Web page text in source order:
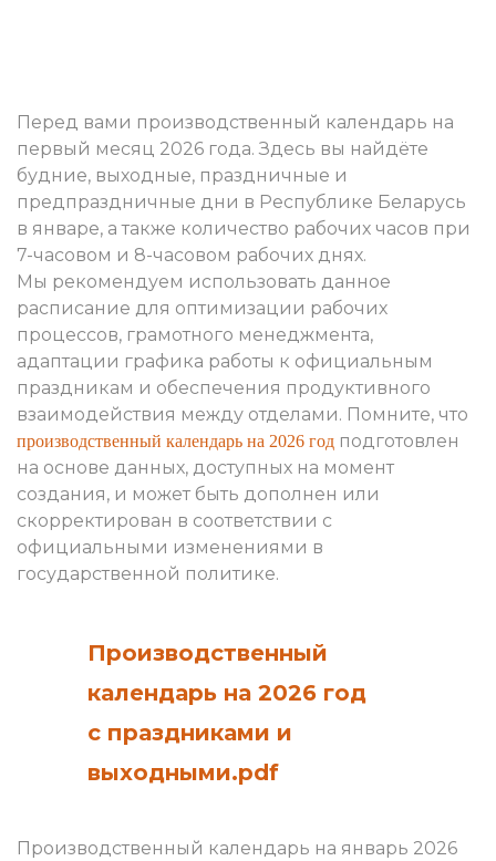
Перед вами производственный календарь на
первый месяц 2026 года. Здесь вы найдёте
будние, выходные, праздничные и
предпраздничные дни в Республике Беларусь
в январе, а также количество рабочих часов при
7-часовом и 8-часовом рабочих днях.
Мы рекомендуем использовать данное
расписание для оптимизации рабочих
процессов, грамотного менеджмента,
адаптации графика работы к официальным
праздникам и обеспечения продуктивного
взаимодействия между отделами. Помните, что
производственный календарь на 2026 год подготовлен
на основе данных, доступных на момент
создания, и может быть дополнен или
скорректирован в соответствии с
официальными изменениями в
государственной политике.
Производственный
календарь на 2026 год
с праздниками и
выходными.pdf
Производственный календарь на январь 2026